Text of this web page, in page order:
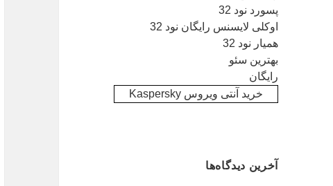
پسورد نود 32
اوکلی لایسنس رایگان نود 32
همیار نود 32
بهترین سئو
رایگان
خرید آنتی ویروس Kaspersky
آخرین دیدگاه‌ها